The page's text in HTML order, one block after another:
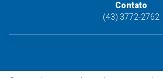
Contato
(43) 3772-2762